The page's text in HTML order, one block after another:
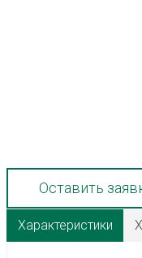
Оставить
Характеристики